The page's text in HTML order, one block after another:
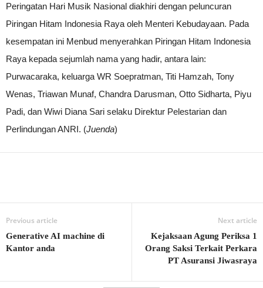
Peringatan Hari Musik Nasional diakhiri dengan peluncuran
Piringan Hitam Indonesia Raya oleh Menteri Kebudayaan. Pada
kesempatan ini Menbud menyerahkan Piringan Hitam Indonesia
Raya kepada sejumlah nama yang hadir, antara lain:
Purwacaraka, keluarga WR Soepratman, Titi Hamzah, Tony
Wenas, Triawan Munaf, Chandra Darusman, Otto Sidharta, Piyu
Padi, dan Wiwi Diana Sari selaku Direktur Pelestarian dan
Perlindungan ANRI. (Juenda)
Previous article
Generative AI machine di
Kantor anda
Next article
Kejaksaan Agung Periksa 1
Orang Saksi Terkait Perkara
PT Asuransi Jiwasraya